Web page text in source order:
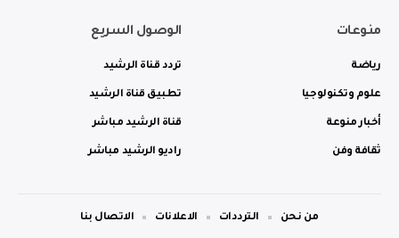
منوعات
رياضة
علوم وتكنولوجيا
أخبار منوعة
ثقافة وفن
الوصول السريع
تردد قناة الرشيد
تطبيق قناة الرشيد
قناة الرشيد مباشر
راديو الرشيد مباشر
من نحن الترددات الاعلانات الاتصال بنا